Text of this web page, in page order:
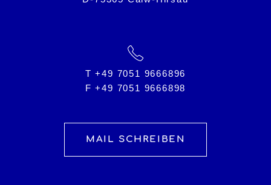
T +49 7051 9666896
F +49 7051 9666898
MAIL SCHREIBEN